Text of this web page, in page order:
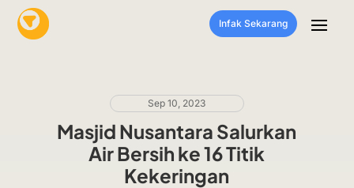
Infak Sekarang
Sep 10, 2023
Masjid Nusantara Salurkan
Air Bersih ke 16 Titik
Kekeringan